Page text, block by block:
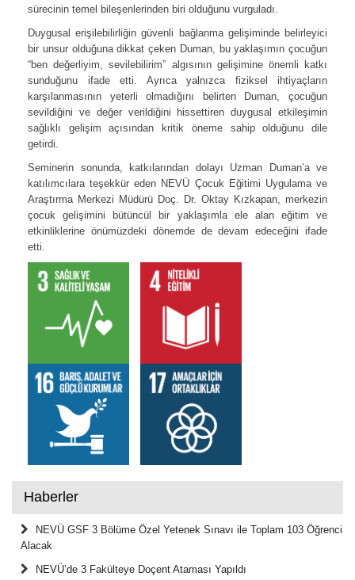
sürecinin temel bileşenlerinden biri olduğunu vurguladı.
Duygusal erişilebilirliğin güvenli bağlanma gelişiminde belirleyici
bir unsur olduğuna dikkat çeken Duman, bu yaklaşımın çocuğun
“ben değerliyim, sevilebilirim” algısının gelişimine önemli katkı
sunduğunu ifade etti. Ayrıca yalnızca fiziksel ihtiyaçların
karşılanmasının yeterli olmadığını belirten Duman, çocuğun
sevildiğini ve değer verildiğini hissettiren duygusal etkileşimin
sağlıklı gelişim açısından kritik öneme sahip olduğunu dile
getirdi.
Seminerin sonunda, katkılarından dolayı Uzman Duman’a ve
katılımcılara teşekkür eden NEVÜ Çocuk Eğitimi Uygulama ve
Araştırma Merkezi Müdürü Doç. Dr. Oktay Kızkapan, merkezin
çocuk gelişimini bütüncül bir yaklaşımla ele alan eğitim ve
etkinliklerine önümüzdeki dönemde de devam edeceğini ifade
etti.
Haberler
NEVÜ GSF 3 Bölüme Özel Yetenek Sınavı ile Toplam 103 Öğrenci
Alacak
NEVÜ’de 3 Fakülteye Doçent Ataması Yapıldı